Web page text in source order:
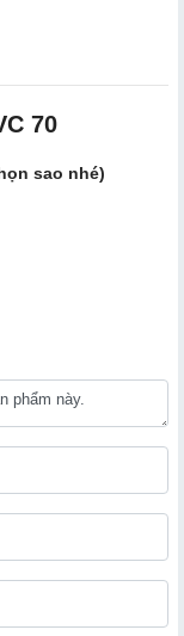
70
sao nhé)